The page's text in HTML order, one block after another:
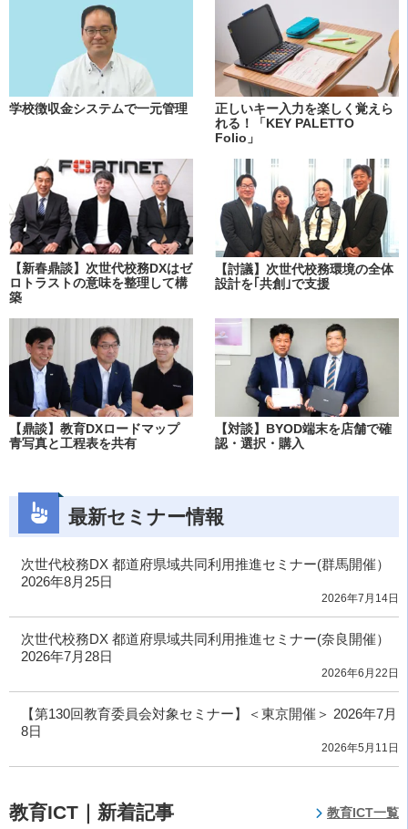
学校徴収金システムで一元管理
正しいキー入力を楽しく覚えら
れる！「KEY PALETTO
Folio」
【新春鼎談】次世代校務DXはゼ
ロトラストの意味を整理して構
築
【討議】次世代校務環境の全体
設計を｢共創｣で支援
【鼎談】教育DXロードマップ
青写真と工程表を共有
【対談】BYOD端末を店舗で確
認・選択・購入
最新セミナー情報
次世代校務DX 都道府県域共同利用推進セミナー(群馬開催）
2026年8月25日
2026年7月14日
次世代校務DX 都道府県域共同利用推進セミナー(奈良開催）
2026年7月28日
2026年6月22日
【第130回教育委員会対象セミナー】＜東京開催＞ 2026年7月
8日
2026年5月11日
教育ICT｜新着記事 教育ICT一覧